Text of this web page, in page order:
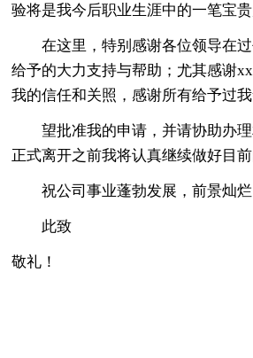
验将是我今后职业生涯中的一笔宝贵
在这里，特别感谢各位领导在过
给予的大力支持与帮助；尤其感谢
我的信任和关照，感谢所有给予过我
望批准我的申请，并请协助办理
正式离开之前我将认真继续做好目前
祝公司事业蓬勃发展，前景灿烂
此致
敬礼！